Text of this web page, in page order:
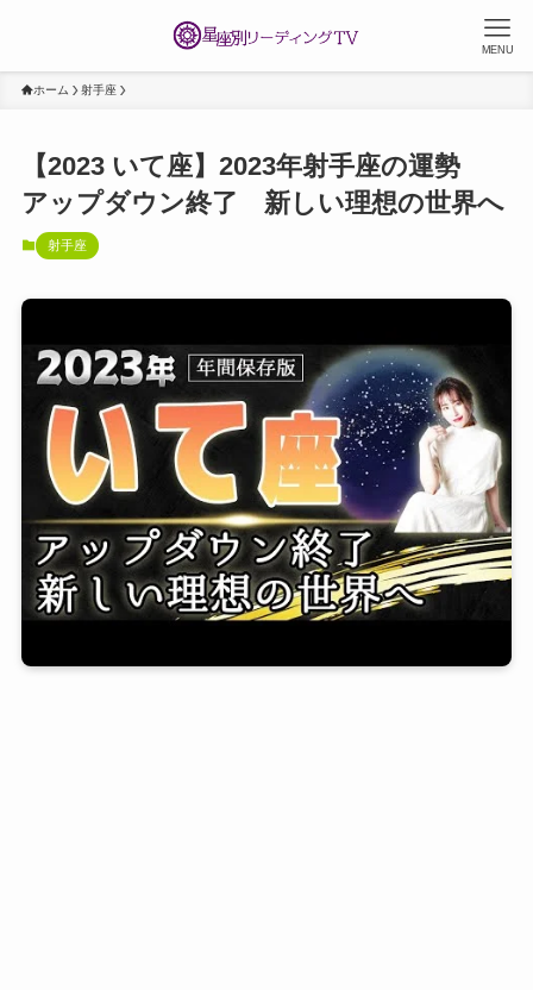
MENU
ホーム 射手座
【2023 いて座】2023年射手座の運勢
アップダウン終了 新しい理想の世界へ
射手座